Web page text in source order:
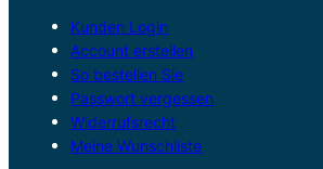
Kunden Login
Account erstellen
So bestellen Sie
Passwort vergessen
Widerrufsrecht
Meine Wunschliste